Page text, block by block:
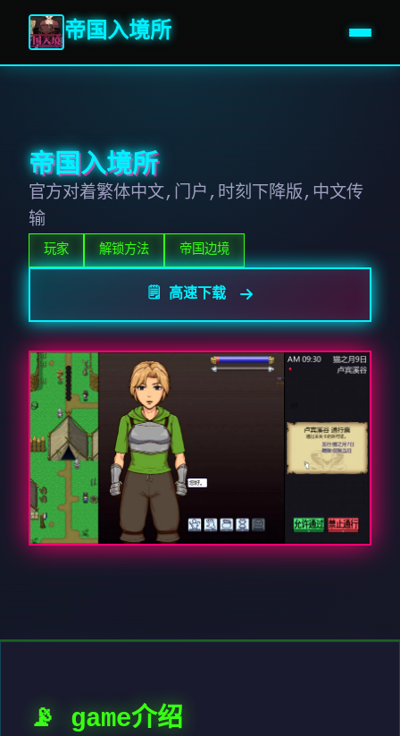
帝国入境所
帝国入境所
官方对着繁体中文,门户,时刻下降版,中文传
输
玩家 解锁方法 帝国边境
🗒️ 高速下载
📡 game介绍